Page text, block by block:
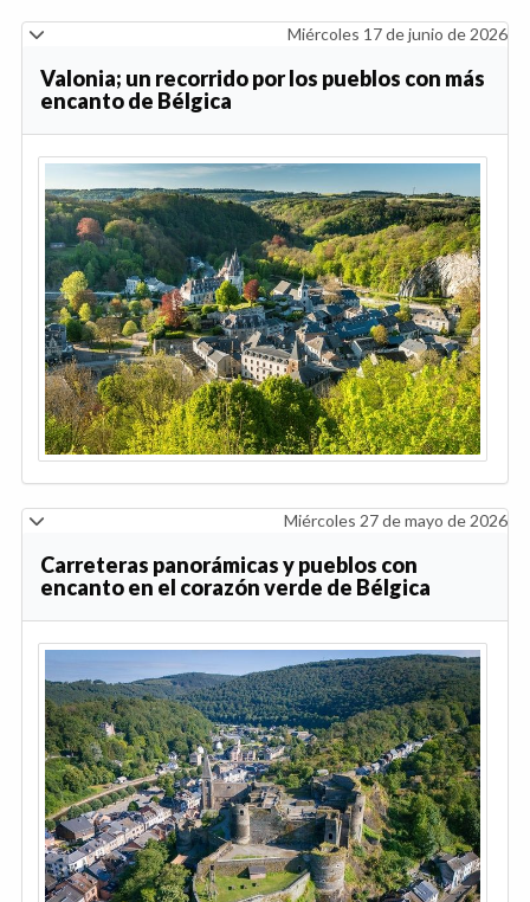
Miércoles 17 de junio de 2026
Valonia; un recorrido por los pueblos con más
encanto de Bélgica
Miércoles 27 de mayo de 2026
Carreteras panorámicas y pueblos con
encanto en el corazón verde de Bélgica